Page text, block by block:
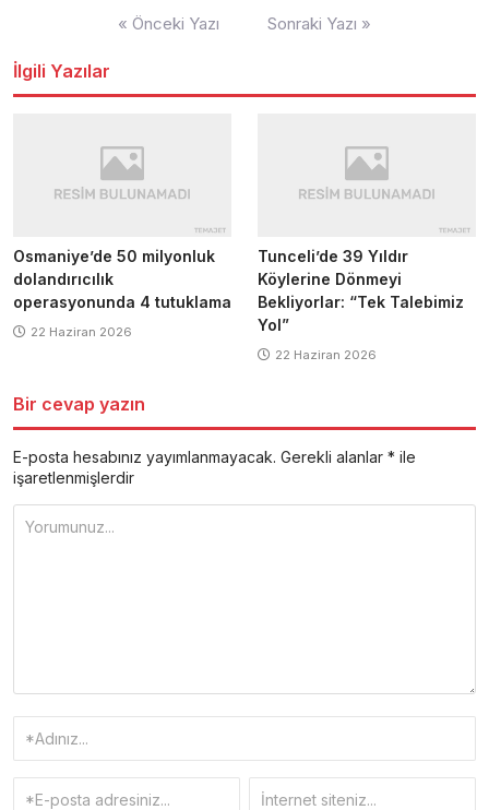
« Önceki Yazı Sonraki Yazı »
İlgili Yazılar
Osmaniye’de 50 milyonluk
dolandırıcılık
operasyonunda 4 tutuklama
22 Haziran 2026
Tunceli’de 39 Yıldır
Köylerine Dönmeyi
Bekliyorlar: “Tek Talebimiz
Yol”
22 Haziran 2026
Bir cevap yazın
E-posta hesabınız yayımlanmayacak. Gerekli alanlar * ile
işaretlenmişlerdir